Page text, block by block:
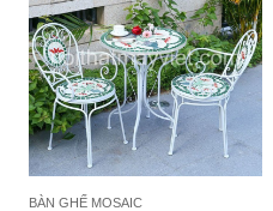
BÀN GHẾ MOSAIC